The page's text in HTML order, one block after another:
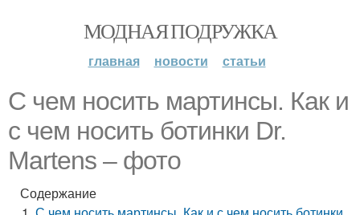
МОДНАЯ ПОДРУЖКА
главная новости статьи
С чем носить мартинсы. Как и
с чем носить ботинки Dr.
Martens – фото
Содержание